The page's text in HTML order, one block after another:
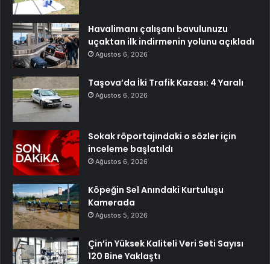
Havalimanı çalışanı bavulunuzu
uçaktan ilk indirmenin yolunu açıkladı
Ağustos 6, 2026
Taşova’da İki Trafik Kazası: 4 Yaralı
Ağustos 6, 2026
Sokak röportajındaki o sözler için
inceleme başlatıldı
Ağustos 6, 2026
Köpeğin Sel Anındaki Kurtuluşu
Kamerada
Ağustos 5, 2026
Çin’in Yüksek Kaliteli Veri Seti Sayısı
120 Bine Yaklaştı